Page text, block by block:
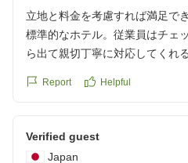
立地と料金を考慮すれば満足で
標準的なホテル。従業員はチェ
ら出て親切丁寧に対応してくれ
点。カレーとラーメンがあり、
Report Helpful
Verified guest
Japan